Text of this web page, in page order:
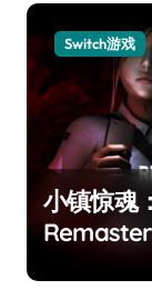
Switch游戏
小镇惊魂